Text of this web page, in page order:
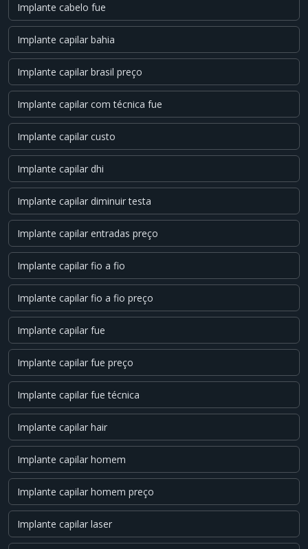
Implante cabelo fue
Implante capilar bahia
Implante capilar brasil preço
Implante capilar com técnica fue
Implante capilar custo
Implante capilar dhi
Implante capilar diminuir testa
Implante capilar entradas preço
Implante capilar fio a fio
Implante capilar fio a fio preço
Implante capilar fue
Implante capilar fue preço
Implante capilar fue técnica
Implante capilar hair
Implante capilar homem
Implante capilar homem preço
Implante capilar laser